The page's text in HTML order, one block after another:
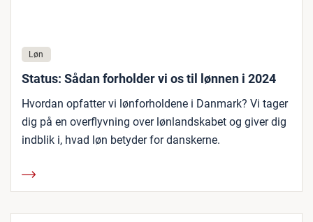
Løn
Status: Sådan forholder vi os til lønnen i 2024
Hvordan opfatter vi lønforholdene i Danmark? Vi tager
dig på en overflyvning over lønlandskabet og giver dig
indblik i, hvad løn betyder for danskerne.